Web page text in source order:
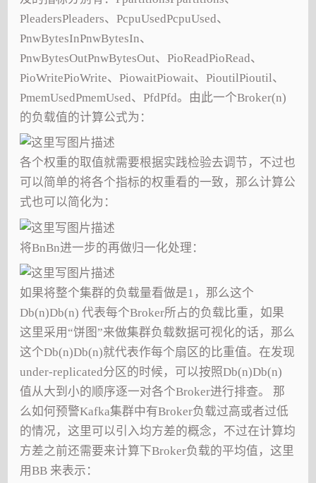
PleadersPleaders、PcpuUsedPcpuUsed、
PnwBytesInPnwBytesIn、
PnwBytesOutPnwBytesOut、PioReadPioRead、
PioWritePioWrite、PiowaitPiowait、PioutilPioutil、
PmemUsedPmemUsed、PfdPfd。由此一个Broker(n)
的负载值的计算公式为：
各个权重的取值就需要根据实践检验去调节，不过也
可以简单的将各个指标的权重看的一致，那么计算公
式也可以简化为：
将BnBn进一步的再做归一化处理：
如果将整个集群的负载量看做是1，那么这个
Db(n)Db(n) 代表每个Broker所占的负载比重，如果
这里采用“饼图”来做集群负载数据可视化的话，那么
这个Db(n)Db(n)就代表作每个扇区的比重值。在发现
under-replicated分区的时候，可以按照Db(n)Db(n)
值从大到小的顺序逐一对各个Broker进行排查。 那
么如何预警Kafka集群中有Broker负载过高或者过低
的情况，这里可以引入均方差的概念，不过在计算均
方差之前还需要来计算下Broker负载的平均值，这里
用BB 来表示：